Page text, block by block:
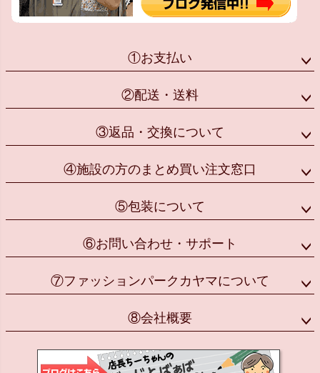
①お支払い
②配送・送料
③返品・交換について
④施設の方のまとめ買い注文窓口
⑤包装について
⑥お問い合わせ・サポート
⑦ファッションパークカヤマについて
⑧会社概要